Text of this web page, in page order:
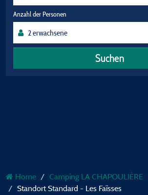
Anzahl der Personen
Suchen
Home
Camping LA CHAPOULIÈRE
Standort Standard - Les Faïsses